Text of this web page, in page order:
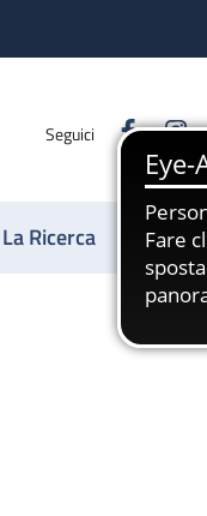
Seguici
La Ricerca